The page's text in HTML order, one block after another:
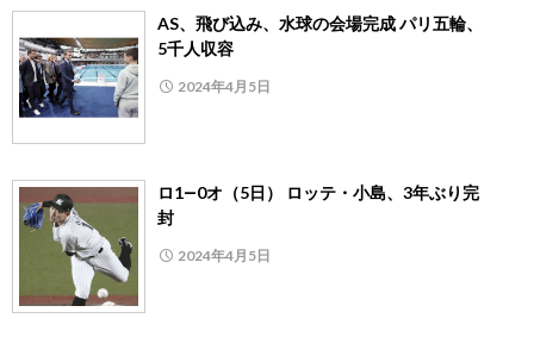
AS、飛び込み、水球の会場完成 パリ五輪、
5千人収容
2024年4月5日
ロ1―0オ（5日） ロッテ・小島、3年ぶり完
封
2024年4月5日